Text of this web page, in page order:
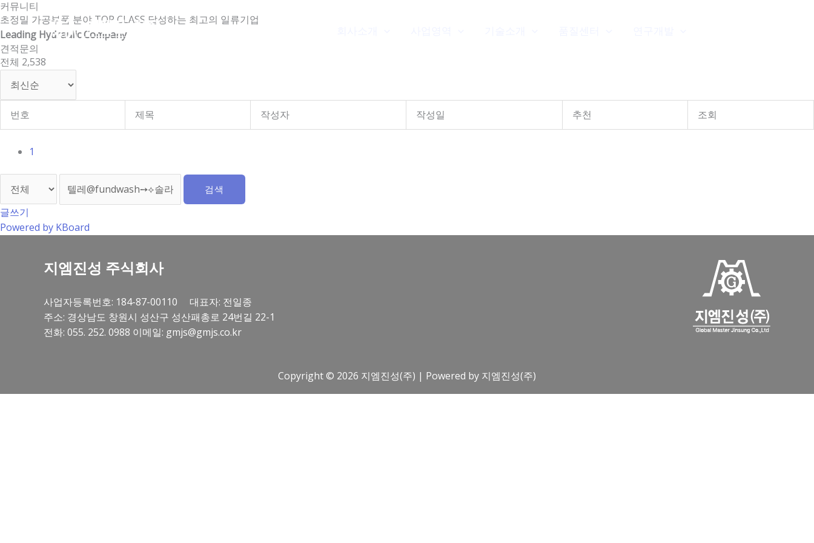
콘
텐
츠
로
건
뛰
커뮤니티
초정밀 가공부품 분야 TOP CLASS 달성하는 최고의 일류기업
Leading Hydraulic Company
견적문의
전체 2,538
번호 제목 작성자 작성일 추천 조회
1
검색
글쓰기
Powered by KBoard
지엠진성 주식회사
사업자등록번호: 184-87-00110 대표자: 전일종
주소: 경상남도 창원시 성산구 성산패총로 24번길 22-1
전화: 055. 252. 0988 이메일: gmjs@gmjs.co.kr
Copyright © 2026 지엠진성(주) | Powered by 지엠진성(주)